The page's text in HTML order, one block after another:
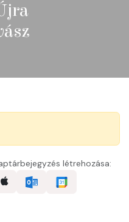
létrehozása: